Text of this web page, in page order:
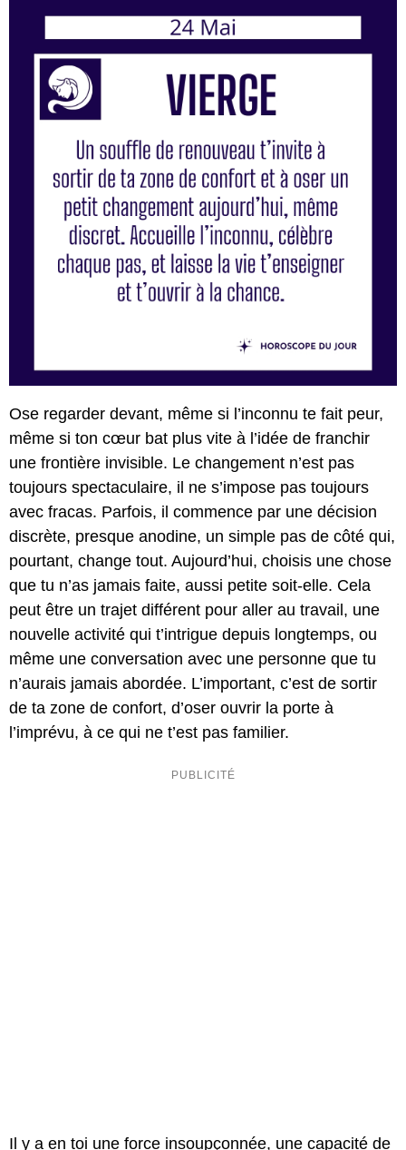
Ose regarder devant, même si l’inconnu te fait peur,
même si ton cœur bat plus vite à l’idée de franchir
une frontière invisible. Le changement n’est pas
toujours spectaculaire, il ne s’impose pas toujours
avec fracas. Parfois, il commence par une décision
discrète, presque anodine, un simple pas de côté qui,
pourtant, change tout. Aujourd’hui, choisis une chose
que tu n’as jamais faite, aussi petite soit-elle. Cela
peut être un trajet différent pour aller au travail, une
nouvelle activité qui t’intrigue depuis longtemps, ou
même une conversation avec une personne que tu
n’aurais jamais abordée. L’important, c’est de sortir
de ta zone de confort, d’oser ouvrir la porte à
l’imprévu, à ce qui ne t’est pas familier.
Il y a en toi une force insoupçonnée, une capacité de